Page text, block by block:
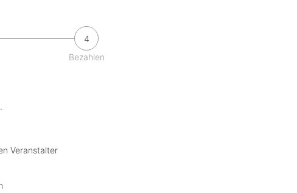
4
Bezahlen
Veranstalter